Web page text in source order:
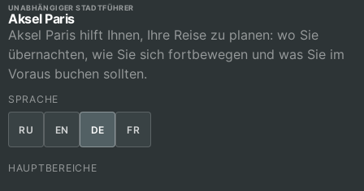
UNABHÄNGIGER STADTFÜHRER
Aksel Paris
Aksel Paris hilft Ihnen, Ihre Reise zu planen: wo Sie
übernachten, wie Sie sich fortbewegen und was Sie im
Voraus buchen sollten.
SPRACHE
RU EN DE FR
HAUPTBEREICHE